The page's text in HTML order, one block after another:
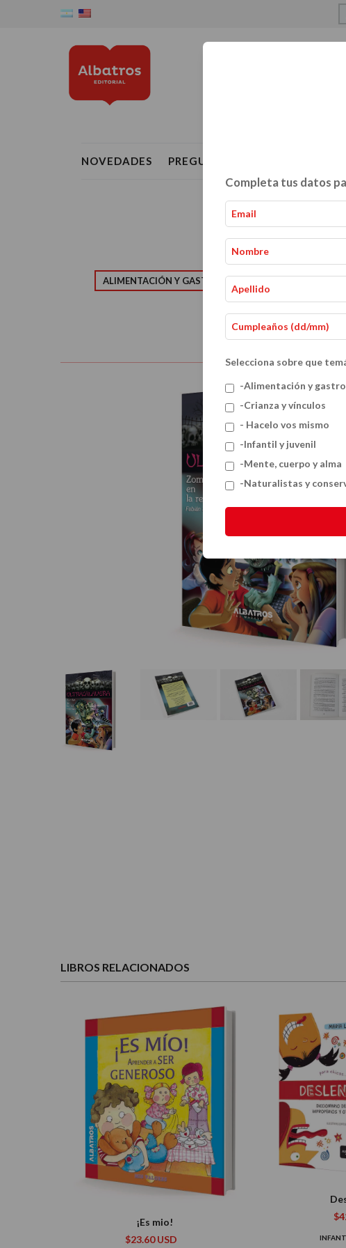
NOVEDADES PREGUNTAS FRECUENTES
ALIMENTACIÓN Y GASTRONOMÍA
LIBROS RELACIONADOS
¡Es mio!
$23.60 USD
Completa tus datos
Selecciona sobre que
-Alimentación y
-Crianza y vínculos
- Hacelo vos mismo
-Infantil y juvenil
-Mente, cuerpo y alma
-Naturalistas y